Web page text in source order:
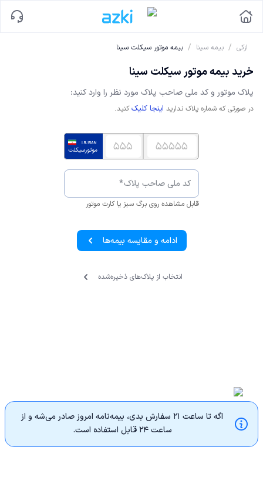
ازکی / بیمه سینا / بیمه موتور سیکلت سینا
خرید بیمه موتور سیکلت سینا
پلاک موتور و کد ملی صاحب پلاک مورد نظر را وارد کنید:
در صورتی که شماره پلاک ندارید اینجا کلیک کنید.
کد ملی صاحب پلاک*
قابل مشاهده روی برگ سبز یا کارت موتور
ادامه و مقایسه بیمه‌ها
انتخاب از پلاک‌های ذخیره‌‌شده
اگه تا ساعت ۲۱ سفارش بدی، بیمه‌نامه امروز صادر می‌شه و از
ساعت ۲۴ قابل استفاده‌ است.